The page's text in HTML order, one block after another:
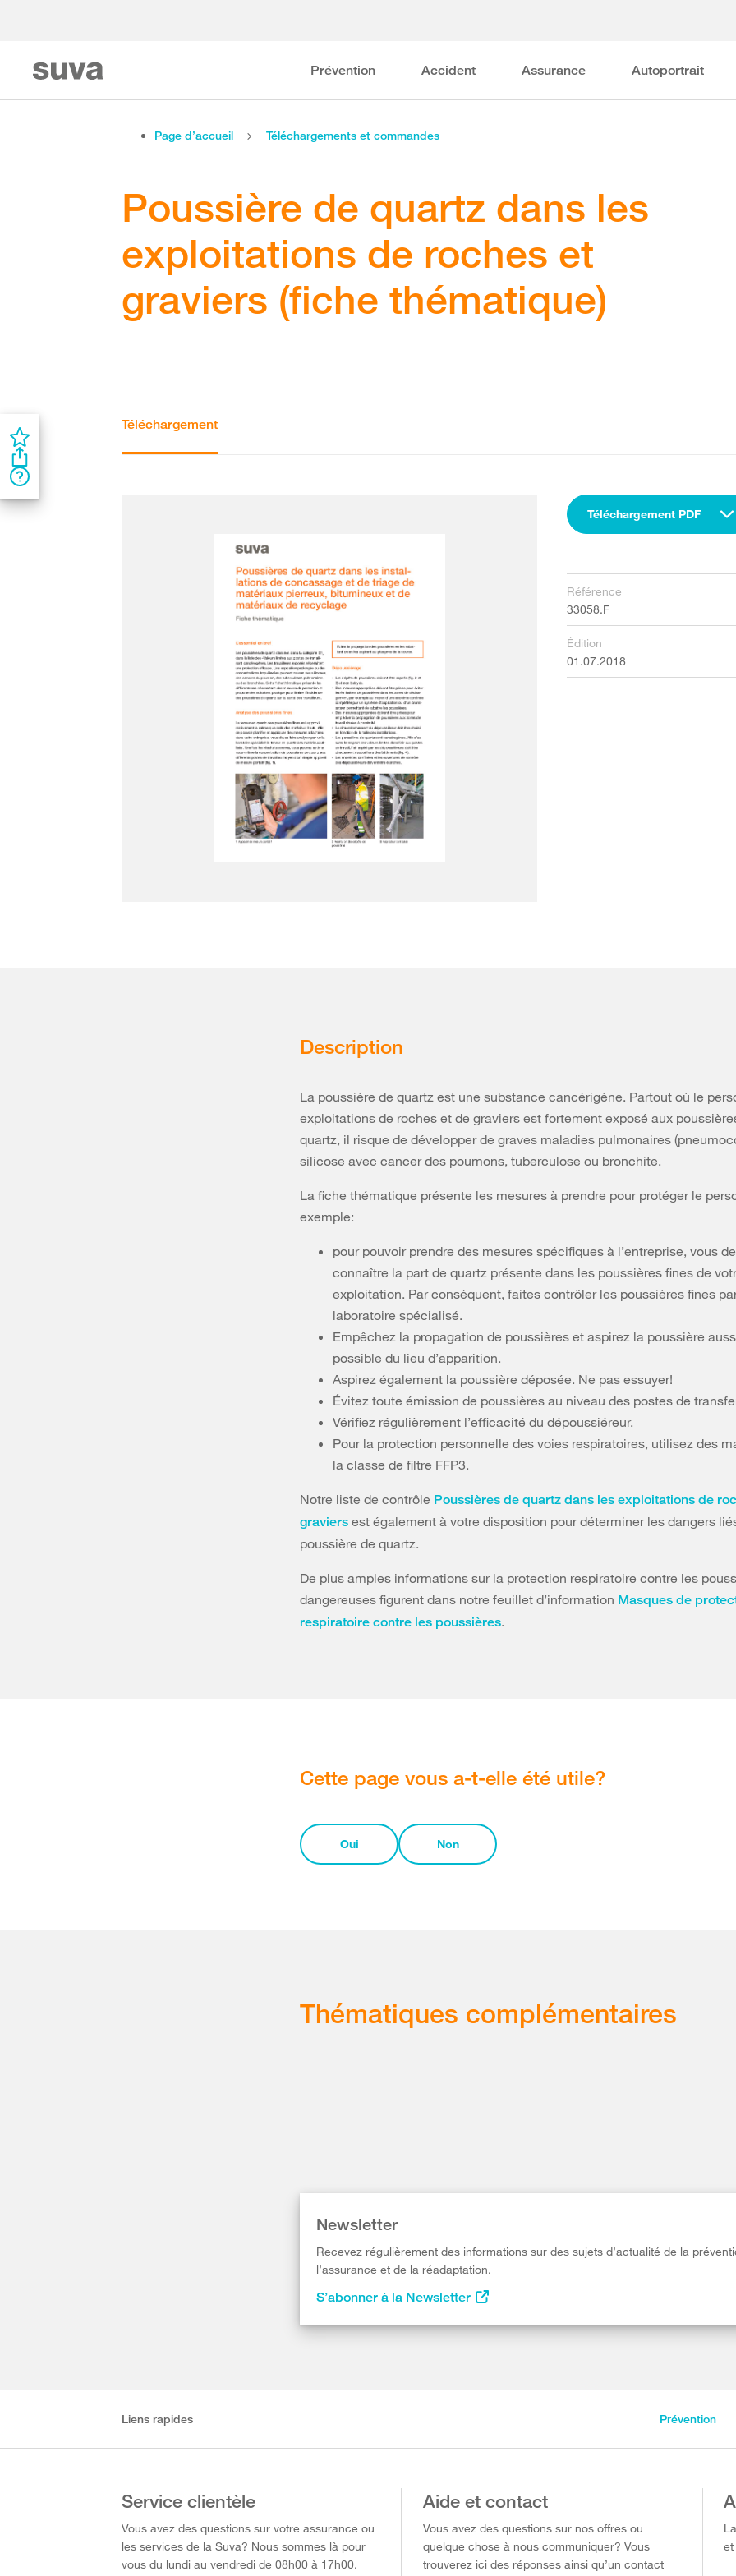
Prévention Accident Assurance Autoportrait
Page d’accueil Téléchargements et commandes
Poussière de quartz dans les
exploitations de roches et
graviers (fiche thématique)
Téléchargement
Téléchargement PDF
Référence
33058.F
Édition
01.07.2018
Description
La poussière de quartz est une substance cancérigène. Partout où le
exploitations de roches et de graviers est fortement exposé aux
quartz, il risque de développer de graves maladies pulmonaires
silicose avec cancer des poumons, tuberculose ou bronchite.
La fiche thématique présente les mesures à prendre pour protéger le
exemple:
pour pouvoir prendre des mesures spécifiques à l’entreprise, vous
connaître la part de quartz présente dans les poussières fines de
exploitation. Par conséquent, faites contrôler les poussières fines
laboratoire spécialisé.
Empêchez la propagation de poussières et aspirez la poussière
possible du lieu d’apparition.
Aspirez également la poussière déposée. Ne pas essuyer!
Évitez toute émission de poussières au niveau des postes de
Vérifiez régulièrement l’efficacité du dépoussiéreur.
Pour la protection personnelle des voies respiratoires, utilisez des
la classe de filtre FFP3.
Notre liste de contrôle Poussières de quartz dans les exploitations de
graviers est également à votre disposition pour déterminer les dangers
poussière de quartz.
De plus amples informations sur la protection respiratoire contre les
dangereuses figurent dans notre feuillet d’information Masques de
respiratoire contre les poussières.
Cette page vous a-t-elle été utile?
Oui Non
Thématiques complémentaires
Newsletter
Recevez régulièrement des informations sur des sujets d’actualité de la
l’assurance et de la réadaptation.
S’abonner à la Newsletter
Liens rapides Prévention
Service clientèle
Vous avez des questions sur votre assurance ou
les services de la Suva? Nous sommes là pour
vous du lundi au vendredi de 08h00 à 17h00.
Aide et contact
Vous avez des questions sur nos offres ou
quelque chose à nous communiquer? Vous
trouverez ici des réponses ainsi qu’un contact
et